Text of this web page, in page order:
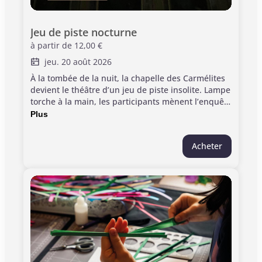
Jeu de piste nocturne
à partir de 12,00 €
jeu. 20 août 2026
À la tombée de la nuit, la chapelle des Carmélites
devient le théâtre d’un jeu de piste insolite. Lampe
torche à la main, les participants mènent l’enquête
en équipe pour résoudre le mystère de sa
rythment ce parcours ludique et immersif.
Informations pratiques : > Durée : 01h30 > A partir
de 12 ans (présence obligatoire d'un adulte - pas
requise; les portes fermeront à l'heure, juste avant
le début du jeu. > Billetterie en ligne obligatoire
Entrée au monument incluse
Plus
Acheter